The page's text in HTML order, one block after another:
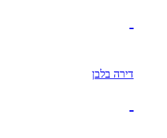
דירה בלבן